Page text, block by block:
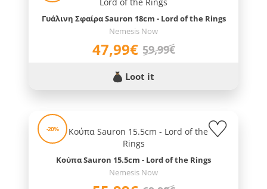
Γυάλινη Σφαίρα Sauron 18cm - Lord of the Rings
Nemesis Now
47,99€ 59,99€
Loot it
-20%
Κούπα Sauron 15.5cm - Lord of the Rings
Nemesis Now